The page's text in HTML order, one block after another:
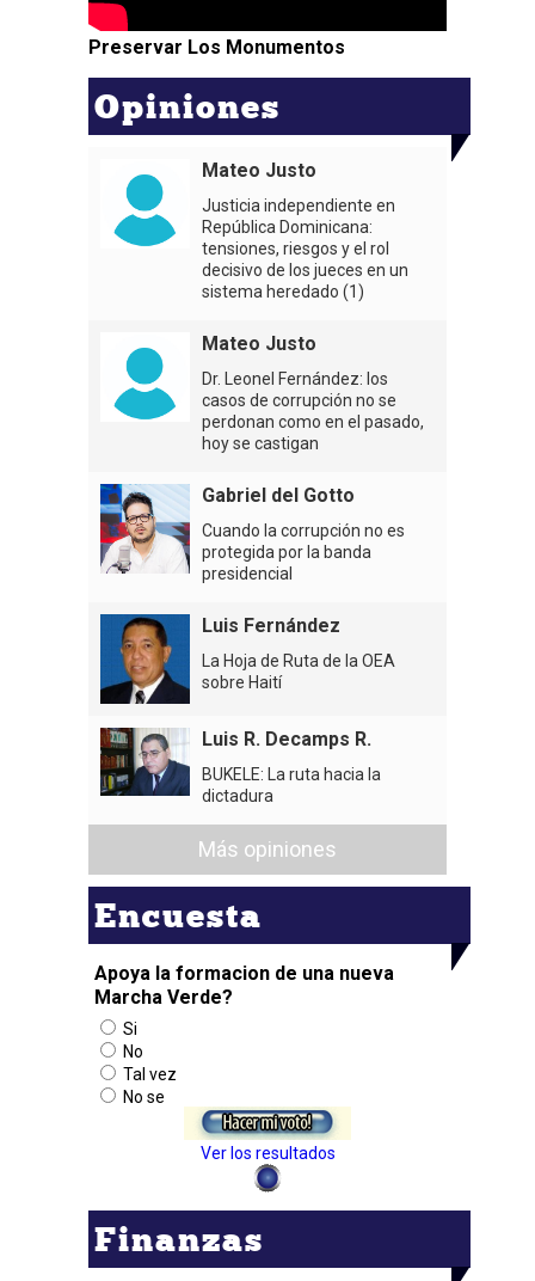
Preservar Los Monumentos
Opiniones
Mateo Justo
Justicia independiente en
República Dominicana:
tensiones, riesgos y el rol
decisivo de los jueces en un
sistema heredado (1)
Mateo Justo
Dr. Leonel Fernández: los
casos de corrupción no se
perdonan como en el pasado,
hoy se castigan
Gabriel del Gotto
Cuando la corrupción no es
protegida por la banda
presidencial
Luis Fernández
La Hoja de Ruta de la OEA
sobre Haití
Luis R. Decamps R.
BUKELE: La ruta hacia la
dictadura
Más opiniones
Encuesta
Apoya la formacion de una nueva
Marcha Verde?
Si
No
Tal vez
No se
Ver los resultados
Finanzas